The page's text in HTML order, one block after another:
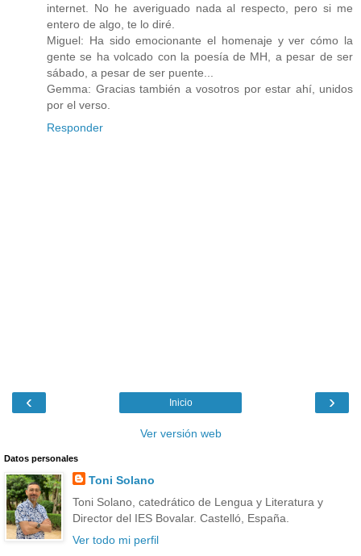
internet. No he averiguado nada al respecto, pero si me
entero de algo, te lo diré.
Miguel: Ha sido emocionante el homenaje y ver cómo la
gente se ha volcado con la poesía de MH, a pesar de ser
sábado, a pesar de ser puente...
Gemma: Gracias también a vosotros por estar ahí, unidos
por el verso.
Responder
‹ ›
Inicio
Ver versión web
Datos personales
Toni Solano
Toni Solano, catedrático de Lengua y Literatura y
Director del IES Bovalar. Castelló, España.
Ver todo mi perfil